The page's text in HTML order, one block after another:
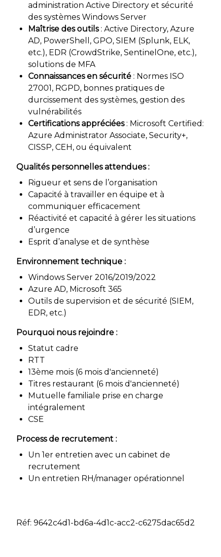
administration Active Directory et sécurité
des systèmes Windows Server
Maîtrise des outils: Active Directory, Azure
AD, PowerShell, GPO, SIEM (Splunk, ELK,
etc.), EDR (CrowdStrike, SentinelOne, etc.),
solutions de MFA
Connaissances en sécurité: Normes ISO
27001, RGPD, bonnes pratiques de
durcissement des systèmes, gestion des
vulnérabilités
Certifications appréciées: Microsoft Certified:
Azure Administrator Associate, Security+,
CISSP, CEH, ou équivalent
Qualités personnelles attendues :
Rigueur et sens de l’organisation
Capacité à travailler en équipe et à
communiquer efficacement
Réactivité et capacité à gérer les situations
d’urgence
Esprit d’analyse et de synthèse
Environnement technique :
Windows Server 2016/2019/2022
Azure AD, Microsoft 365
Outils de supervision et de sécurité (SIEM,
EDR, etc.)
Pourquoi nous rejoindre :
Statut cadre
RTT
13ème mois (6 mois d'ancienneté)
Titres restaurant (6 mois d'ancienneté)
Mutuelle familiale prise en charge
intégralement
CSE
Process de recrutement :
Un 1er entretien avec un cabinet de
recrutement
Un entretien RH/manager opérationnel
Réf: 9642c4d1-bd6a-4d1c-acc2-c6275dac65d2